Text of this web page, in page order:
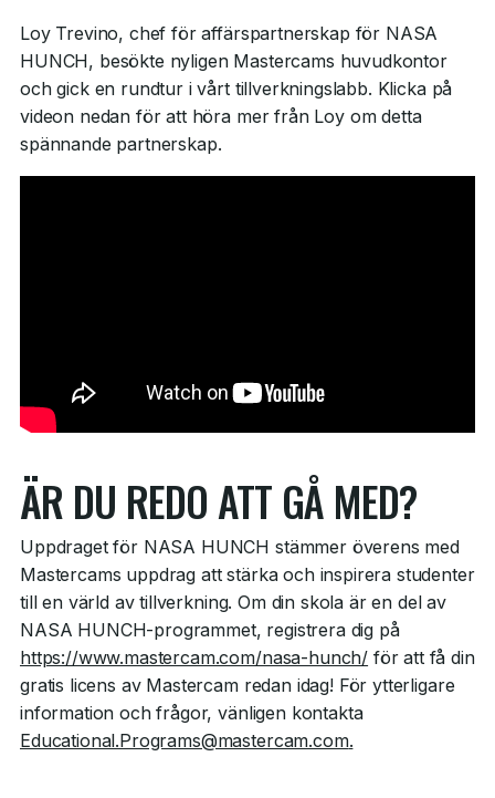
Loy Trevino, chef för affärspartnerskap för NASA
HUNCH, besökte nyligen Mastercams huvudkontor
och gick en rundtur i vårt tillverkningslabb. Klicka på
videon nedan för att höra mer från Loy om detta
spännande partnerskap.
ÄR DU REDO ATT GÅ MED?
Uppdraget för NASA HUNCH stämmer överens med
Mastercams uppdrag att stärka och inspirera studenter
till en värld av tillverkning. Om din skola är en del av
NASA HUNCH-programmet, registrera dig på
https://www.mastercam.com/nasa-hunch/ för att få din
gratis licens av Mastercam redan idag! För ytterligare
information och frågor, vänligen kontakta
Educational.Programs@mastercam.com.